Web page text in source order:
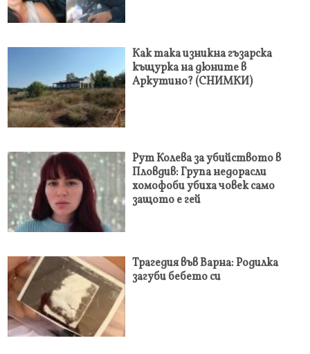
Как така изникна гъзарска
къщурка на дюните в
Аркутино? (СНИМКИ)
Рут Колева за убийството в
Пловдив: Група недорасли
хомофоби убиха човек само
защото е гей
Трагедия във Варна: Родилка
загуби бебето си